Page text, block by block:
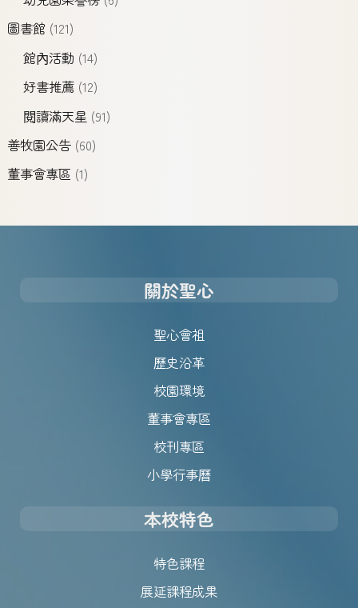
圖書館(121)
館內活動 (14)
好書推薦(12)
閱讀滿天星 (91)
善牧園公告(60)
董事會專區 (1)
關於聖心
聖心會祖
歷史沿革
校園環境
董事會專區
校刊專區
小學行事曆
本校特色
特色課程
展延課程成果